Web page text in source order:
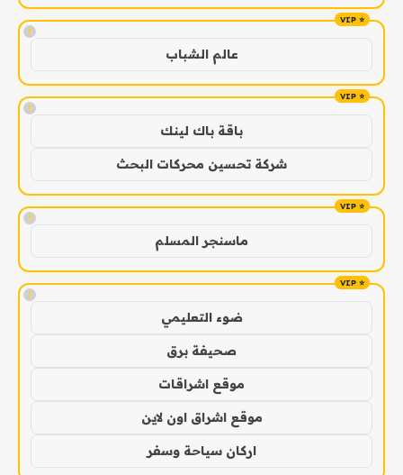
!
عالم الشباب
!
باقة باك لينك
شركة تحسين محركات البحث
!
ماسنجر المسلم
!
ضوء التعليمي
صحيفة برق
موقع اشراقات
موقع اشراق اون لاين
اركان سياحة وسفر